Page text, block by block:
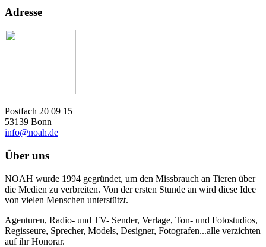
Adresse
Postfach 20 09 15
53139 Bonn
info@noah.de
Über uns
NOAH wurde 1994 gegründet, um den Missbrauch an Tieren über
die Medien zu verbreiten. Von der ersten Stunde an wird diese Idee
von vielen Menschen unterstützt.
Agenturen, Radio- und TV- Sender, Verlage, Ton- und Fotostudios,
Regisseure, Sprecher, Models, Designer, Fotografen...alle verzichten
auf ihr Honorar.